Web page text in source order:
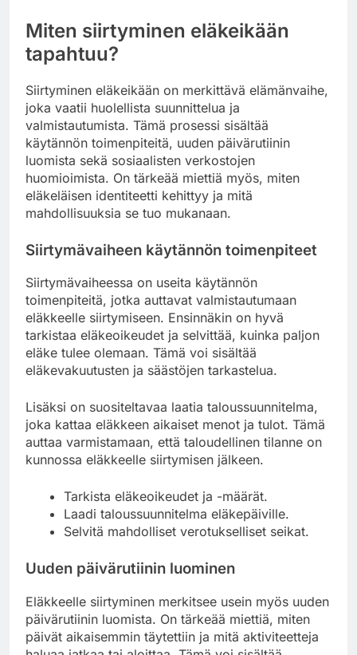
Miten siirtyminen eläkeikään
tapahtuu?
Siirtyminen eläkeikään on merkittävä elämänvaihe,
joka vaatii huolellista suunnittelua ja
valmistautumista. Tämä prosessi sisältää
käytännön toimenpiteitä, uuden päivärutiinin
luomista sekä sosiaalisten verkostojen
huomioimista. On tärkeää miettiä myös, miten
eläkeläisen identiteetti kehittyy ja mitä
mahdollisuuksia se tuo mukanaan.
Siirtymävaiheen käytännön toimenpiteet
Siirtymävaiheessa on useita käytännön
toimenpiteitä, jotka auttavat valmistautumaan
eläkkeelle siirtymiseen. Ensinnäkin on hyvä
tarkistaa eläkeoikeudet ja selvittää, kuinka paljon
eläke tulee olemaan. Tämä voi sisältää
eläkevakuutusten ja säästöjen tarkastelua.
Lisäksi on suositeltavaa laatia taloussuunnitelma,
joka kattaa eläkkeen aikaiset menot ja tulot. Tämä
auttaa varmistamaan, että taloudellinen tilanne on
kunnossa eläkkeelle siirtymisen jälkeen.
Tarkista eläkeoikeudet ja -määrät.
Laadi taloussuunnitelma eläkepäiville.
Selvitä mahdolliset verotukselliset seikat.
Uuden päivärutiinin luominen
Eläkkeelle siirtyminen merkitsee usein myös uuden
päivärutiinin luomista. On tärkeää miettiä, miten
päivät aikaisemmin täytettiin ja mitä aktiviteetteja